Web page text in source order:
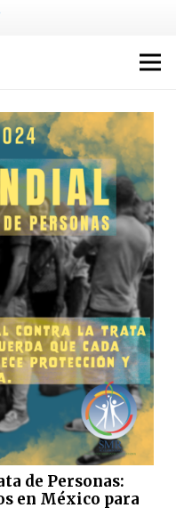
de Personas:
en México para